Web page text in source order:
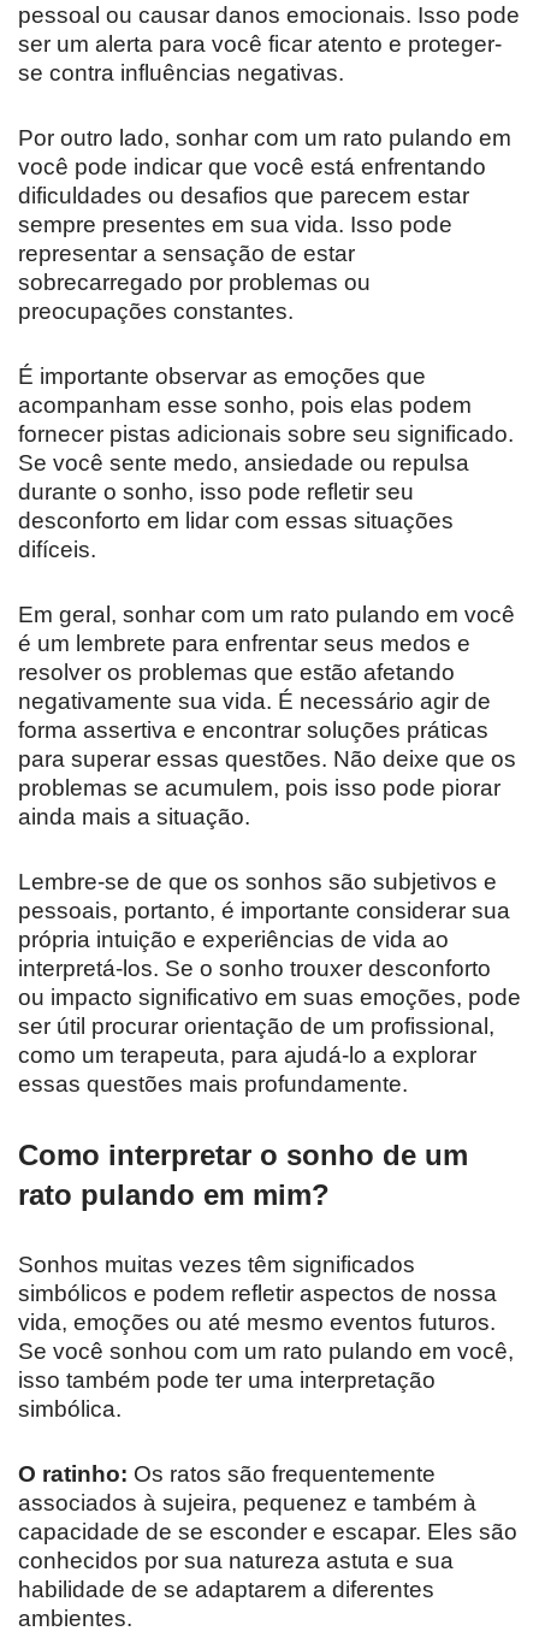
pessoal ou causar danos emocionais. Isso pode
ser um alerta para você ficar atento e proteger-
se contra influências negativas.
Por outro lado, sonhar com um rato pulando em
você pode indicar que você está enfrentando
dificuldades ou desafios que parecem estar
sempre presentes em sua vida. Isso pode
representar a sensação de estar
sobrecarregado por problemas ou
preocupações constantes.
É importante observar as emoções que
acompanham esse sonho, pois elas podem
fornecer pistas adicionais sobre seu significado.
Se você sente medo, ansiedade ou repulsa
durante o sonho, isso pode refletir seu
desconforto em lidar com essas situações
difíceis.
Em geral, sonhar com um rato pulando em você
é um lembrete para enfrentar seus medos e
resolver os problemas que estão afetando
negativamente sua vida. É necessário agir de
forma assertiva e encontrar soluções práticas
para superar essas questões. Não deixe que os
problemas se acumulem, pois isso pode piorar
ainda mais a situação.
Lembre-se de que os sonhos são subjetivos e
pessoais, portanto, é importante considerar sua
própria intuição e experiências de vida ao
interpretá-los. Se o sonho trouxer desconforto
ou impacto significativo em suas emoções, pode
ser útil procurar orientação de um profissional,
como um terapeuta, para ajudá-lo a explorar
essas questões mais profundamente.
Como interpretar o sonho de um
rato pulando em mim?
Sonhos muitas vezes têm significados
simbólicos e podem refletir aspectos de nossa
vida, emoções ou até mesmo eventos futuros.
Se você sonhou com um rato pulando em você,
isso também pode ter uma interpretação
simbólica.
O ratinho: Os ratos são frequentemente
associados à sujeira, pequenez e também à
capacidade de se esconder e escapar. Eles são
conhecidos por sua natureza astuta e sua
habilidade de se adaptarem a diferentes
ambientes.